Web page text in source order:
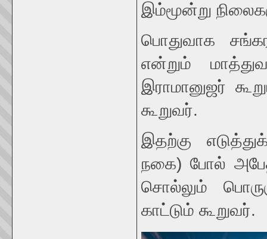
இம்மூன்று
பொதுவாக
என்றும்
இராமானுஜர்
கூறுவர்.
இதற்கு
நகை) போல்
சொல்லும்
காட்டும் கூறுவர்.